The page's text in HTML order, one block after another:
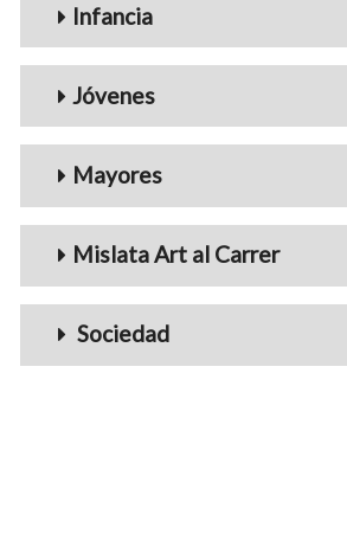
Infancia
Jóvenes
Mayores
Mislata Art al Carrer
Sociedad